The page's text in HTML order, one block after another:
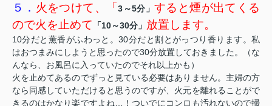
５． 火をつけて、「3～5分」すると煙が出てくる
ので火を止めて
「10～30分」 放置します。
10分だと薫香がふわっと。30分だと割とがっつり香ります。私
はおつまみにしようと思ったので30分放置しておきました。（な
んなら、お風呂に入っていたのでそれ以上かも）
火を止めてあるのでずっと見ている必要はありません。主婦の方
なら同感していただけると思うのですが、火元を離れることがで
きるのはかなり楽ですよね…！ついでにコンロも汚れないので掃